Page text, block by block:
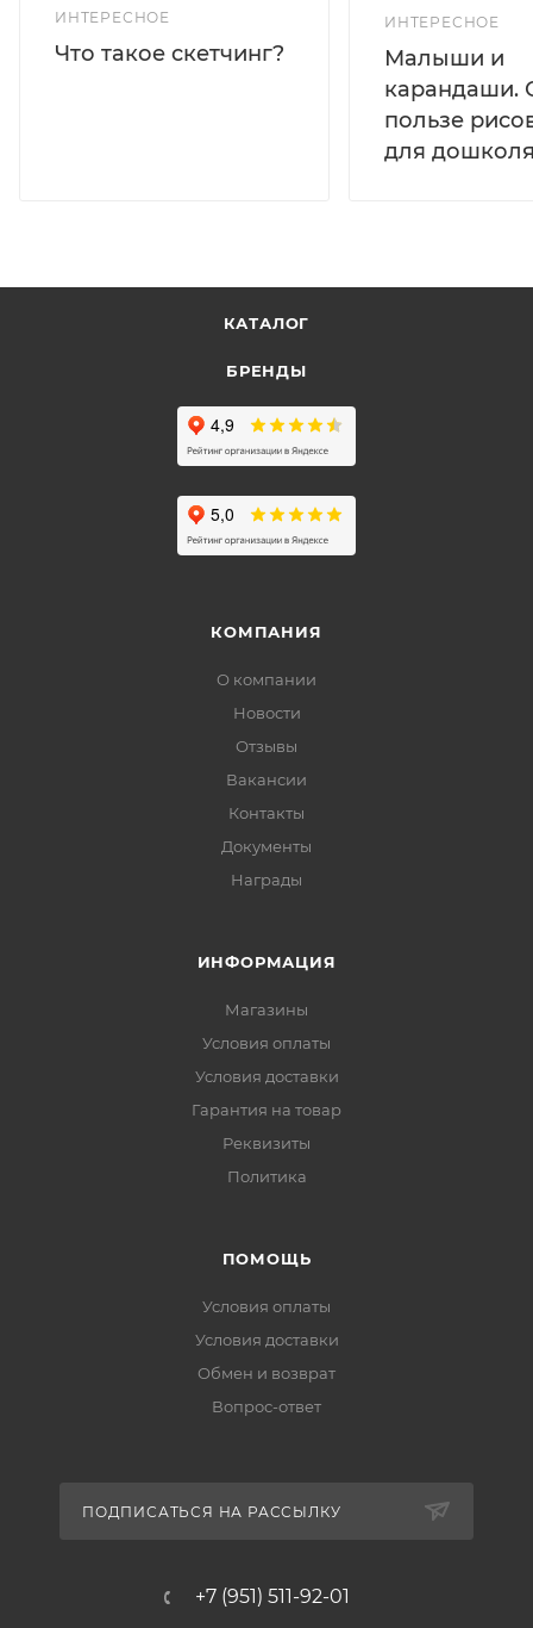
ИНТЕРЕСНОЕ
Что такое скетчинг?
ИНТЕРЕСНОЕ
Малыши и
карандаши.
пользе
для
КАТАЛОГ
БРЕНДЫ
КОМПАНИЯ
О компании
Новости
Отзывы
Вакансии
Контакты
Документы
Награды
ИНФОРМАЦИЯ
Магазины
Условия оплаты
Условия доставки
Гарантия на товар
Реквизиты
Политика
ПОМОЩЬ
Условия оплаты
Условия доставки
Обмен и возврат
Вопрос-ответ
ПОДПИСАТЬСЯ НА РАССЫЛКУ
+7 (951) 511-92-01